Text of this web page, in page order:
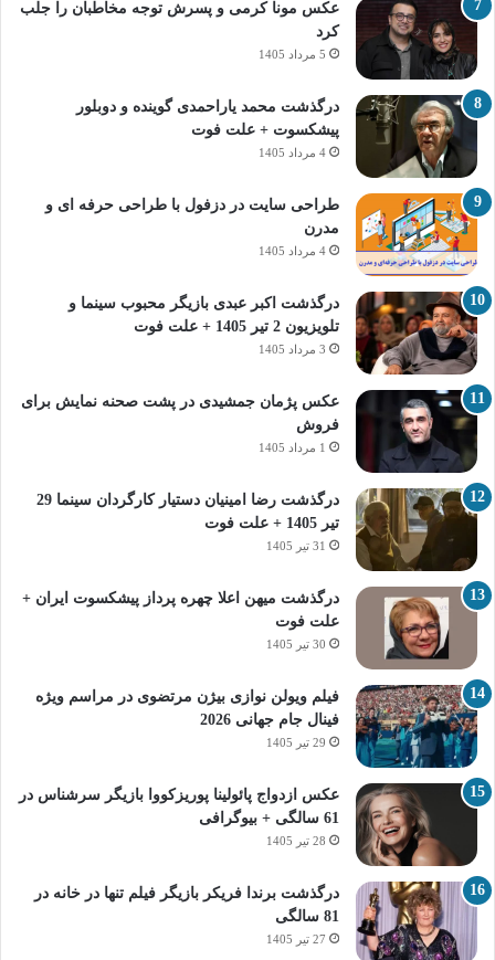
عکس مونا کرمی و پسرش توجه مخاطبان را جلب
کرد
5 مرداد 1405
درگذشت محمد یاراحمدی گوینده و دوبلور
پیشکسوت + علت فوت
4 مرداد 1405
طراحی سایت در دزفول با طراحی حرفه‌ ای و
مدرن
4 مرداد 1405
درگذشت اکبر عبدی بازیگر محبوب سینما و
تلویزیون 2 تیر 1405 + علت فوت
3 مرداد 1405
عکس پژمان جمشیدی در پشت صحنه نمایش برای
فروش
1 مرداد 1405
درگذشت رضا امینیان دستیار کارگردان سینما 29
تیر 1405 + علت فوت
31 تیر 1405
درگذشت میهن اعلا چهره پرداز پیشکسوت ایران +
علت فوت
30 تیر 1405
فیلم ویولن نوازی بیژن مرتضوی در مراسم ویژه
فینال جام جهانی 2026
29 تیر 1405
عکس ازدواج پائولینا پوریزکووا بازیگر سرشناس در
61 سالگی + بیوگرافی
28 تیر 1405
درگذشت برندا فریکر بازیگر فیلم تنها در خانه در
81 سالگی
27 تیر 1405